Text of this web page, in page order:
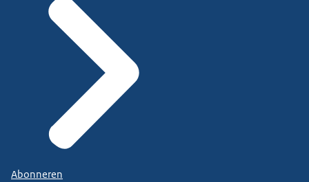
Abonneren